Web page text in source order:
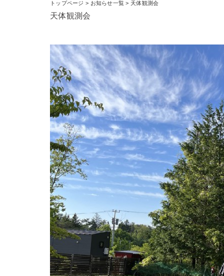
トップページ > お知らせ一覧 > 天体観測会
天体観測会